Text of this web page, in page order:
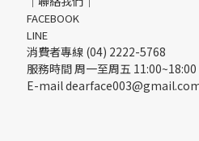
FACEBOOK
LINE
消費者專線 (04) 2222-5768
服務時間 周一至周五 11:00~18:00
E-mail